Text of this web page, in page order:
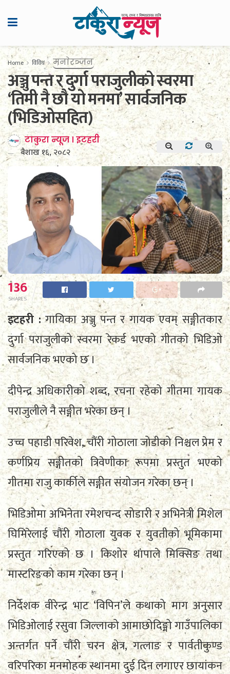
Home विविध मनाेरञ्जन
अञ्जु पन्त र दुर्गा पराजुलीको स्वरमा
‘तिमी नै छौ यो मनमा’ सार्वजनिक
(भिडिओसहित)
टाकुरा न्यूज । इटहरी
बैशाख १६, २०८२
136
SHARES
इटहरी :गायिका अञ्जु पन्त र गायक एवम् सङ्गीतकार
दुर्गा पराजुलीको स्वरमा रेकर्ड भएको गीतको भिडिओ
सार्वजनिक भएको छ ।
दीपेन्द्र अधिकारीको शब्द, रचना रहेको गीतमा गायक
पराजुलीले नै सङ्गीत भरेका छन् ।
उच्च पहाडी परिवेश, चौंरी गोठाला जोडीको निश्चल प्रेम र
कर्णप्रिय सङ्गीतको त्रिवेणीका रूपमा प्रस्तुत भएको
गीतमा राजु कार्कीले सङ्गीत संयोजन गरेका छन् ।
भिडिओमा अभिनेता रमेशचन्द सोडारी र अभिनेत्री मिशेल
घिमिरेलाई चौंरी गोठाला युवक र युवतीको भूमिकामा
प्रस्तुत गरिएको छ । किशोर थापाले मिक्सिङ तथा
मास्टरिङको काम गरेका छन् ।
निर्देशक वीरेन्द्र भाट ‘विपिन’ले कथाको माग अनुसार
भिडिओलाई रसुवा जिल्लाको आमाछोदिङ्मो गाउँपालिका
अन्तर्गत पर्ने चौंरी चरन क्षेत्र, गत्लाङ र पार्वतीकुण्ड
वरिपरिका मनमोहक स्थानमा दुई दिन लगाएर छायांकन